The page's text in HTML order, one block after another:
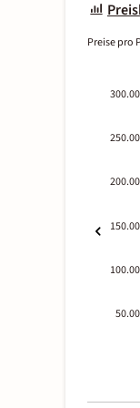
Preise pro